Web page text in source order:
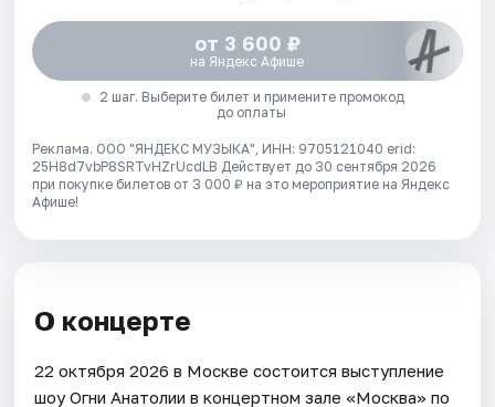
от 3 600 ₽
на Яндекс Афише
2 шаг. Выберите билет и примените промокод
до оплаты
Реклама. ООО "ЯНДЕКС МУЗЫКА", ИНН: 9705121040 erid:
25H8d7vbP8SRTvHZrUcdLB Действует до 30 сентября 2026
при покупке билетов от 3 000 ₽ на это мероприятие на Яндекс
Афише!
О концерте
22 октября 2026 в Москве состоится выступление
шоу Огни Анатолии в концертном зале «Москва» по